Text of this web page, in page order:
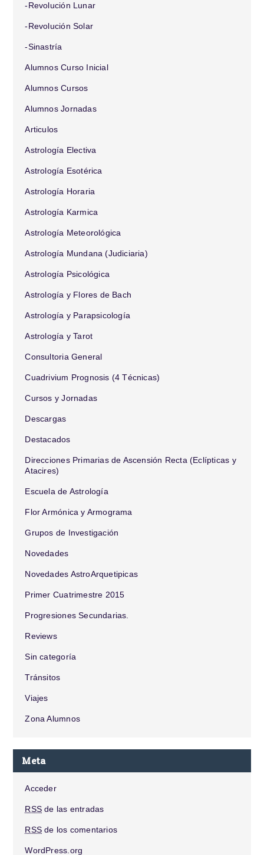
-Revolución Lunar
-Revolución Solar
-Sinastría
Alumnos Curso Inicial
Alumnos Cursos
Alumnos Jornadas
Articulos
Astrología Electiva
Astrología Esotérica
Astrología Horaria
Astrología Karmica
Astrología Meteorológica
Astrología Mundana (Judiciaria)
Astrología Psicológica
Astrología y Flores de Bach
Astrología y Parapsicología
Astrología y Tarot
Consultoria General
Cuadrivium Prognosis (4 Técnicas)
Cursos y Jornadas
Descargas
Destacados
Direcciones Primarias de Ascensión Recta (Eclípticas y
Atacires)
Escuela de Astrología
Flor Armónica y Armograma
Grupos de Investigación
Novedades
Novedades AstroArquetipicas
Primer Cuatrimestre 2015
Progresiones Secundarias.
Reviews
Sin categoría
Tránsitos
Viajes
Zona Alumnos
Meta
Acceder
RSS de las entradas
RSS de los comentarios
WordPress.org